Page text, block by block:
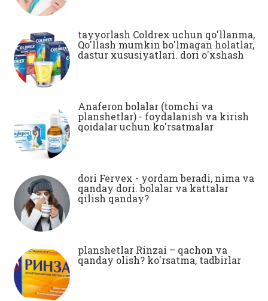
tayyorlash Coldrex uchun qo'llanma,
Qo'llash mumkin bo'lmagan holatlar,
dastur xususiyatlari. dori o'xshash
Anaferon bolalar (tomchi va
planshetlar) - foydalanish va kirish
qoidalar uchun ko'rsatmalar
dori Fervex - yordam beradi, nima va
qanday dori. bolalar va kattalar
qilish qanday?
planshetlar Rinzai – qachon va
qanday olish? ko'rsatma, tadbirlar